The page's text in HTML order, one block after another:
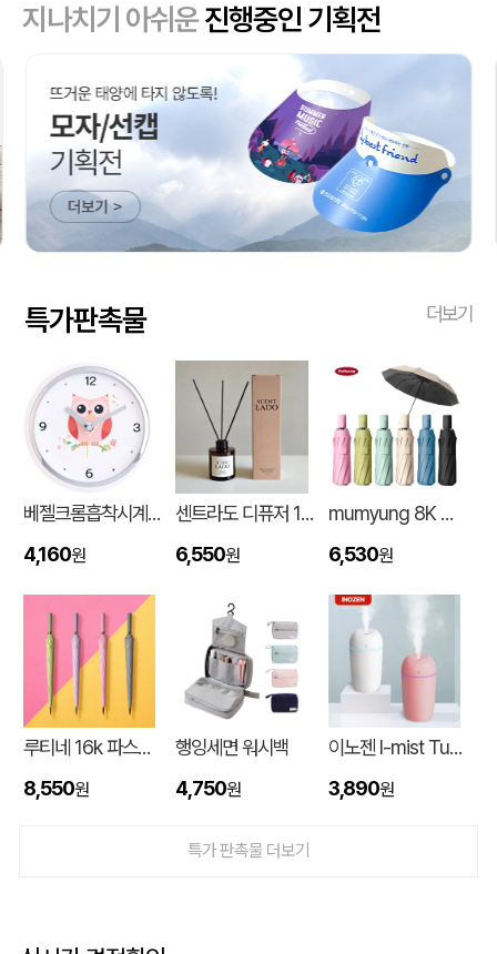
지나치기 아쉬운진행중인 기획전
특가판촉물 더보기
베젤크롬흡착시계_부엉이JS886
4,160원
센트라도 디퓨저 150ml
6,550원
mumyung 8K 암막 베이스 완전자동 3단 양우산
6,530원
루티네 16k 파스텔 자동 장우산
8,550원
행잉세면 워시백
4,750원
이노젠 I-mist Tumbler 미니가습기 420ml
3,890원
특가 판촉물 더보기
조OO 친환경 컬러 타포린백 특대형(2색) (중량 140g±5)(530x300x380mm) 08-06
(OO [주문제작] 고퀄리티 엣지컵 10온스 이중종이컵
종이쇼핑백 제작